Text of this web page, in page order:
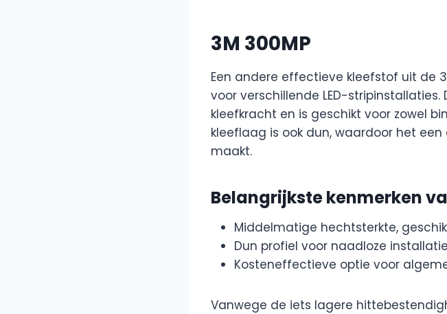
3M 300MP
Een andere effectieve kleefstof uit de
voor verschillende LED-
kleefkracht en is geschikt voor zowel
kleeflaag is ook dun, waardoor het
maakt.
Belangrijkste kenmerken
Middelmatige hechtsterkte,
Dun profiel voor naadloze
Kosteneffectieve optie voor
Vanwege de iets lagere